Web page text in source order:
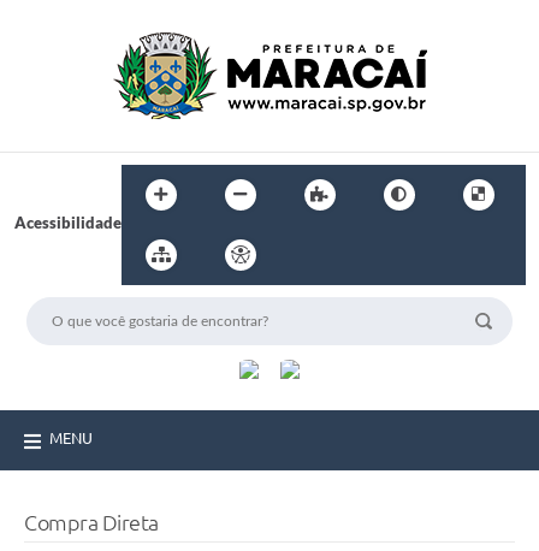
Acessibilidade
MENU
Compra Direta